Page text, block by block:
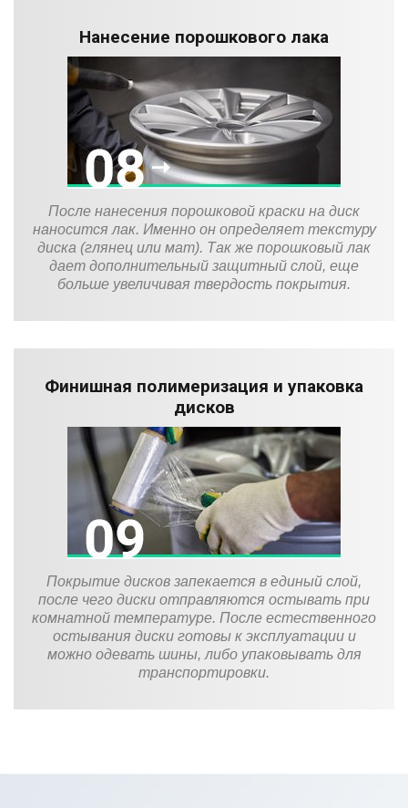
Нанесение порошкового лака
После нанесения порошковой краски на диск
наносится лак. Именно он определяет текстуру
диска (глянец или мат). Так же порошковый лак
дает дополнительный защитный слой, еще
больше увеличивая твердость покрытия.
Финишная полимеризация и упаковка
дисков
Покрытие дисков запекается в единый слой,
после чего диски отправляются остывать при
комнатной температуре. После естественного
остывания диски готовы к эксплуатации и
можно одевать шины, либо упаковывать для
транспортировки.